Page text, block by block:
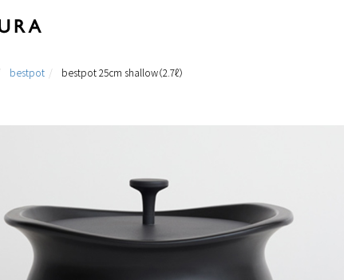
bestpot bestpot 25cm shallow（2.7ℓ）